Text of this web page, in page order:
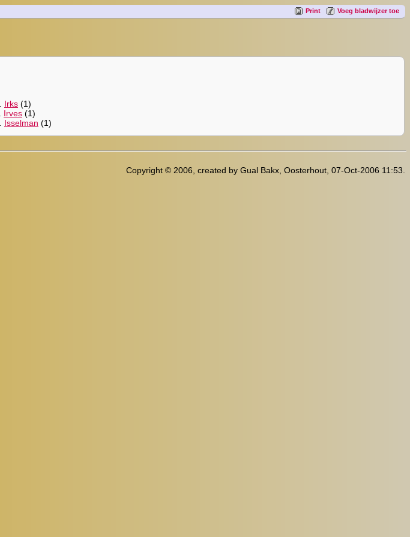
Print Voeg bladwijzer toe
Irks (1)
Irves (1)
Isselman (1)
Copyright © 2006, created by Gual Bakx, Oosterhout, 07-Oct-2006 11:53.